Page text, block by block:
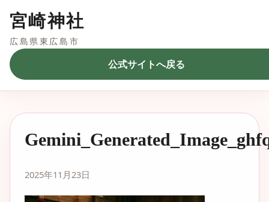
宮崎神社
広島県東広島市
公式サイトへ戻る
2025年11月23日